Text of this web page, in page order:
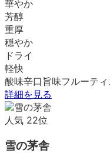
華やか
芳醇
重厚
穏やか
ドライ
軽快
酸味辛口 旨味フルーティ
詳細を見る
人気 22位
雪の茅舎